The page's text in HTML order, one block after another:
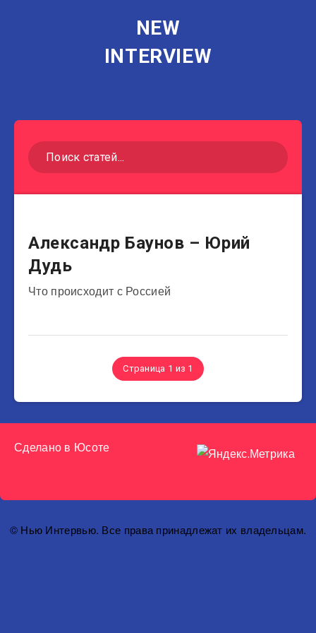
NEW
INTERVIEW
Другие
Александр Баунов – Юрий
Дудь
Что происходит с Россией
Страница 1 из 1
Сделано в Юсоте
© Нью Интервью. Все права принадлежат их владельцам.